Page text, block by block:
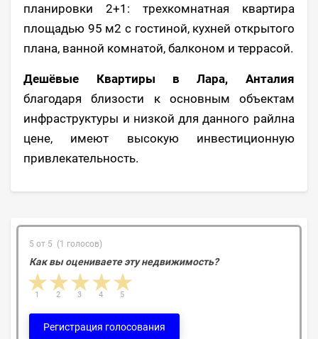
планировки 2+1: трехкомнатная квартира
площадью 95 м2 с гостиной, кухней открытого
плана, ванной комнатой, балконом и террасой.
Дешёвые Квартиры в Лара, Анталия
благодаря близости к основным объектам
инфраструктуры и низкой для данного райлна
цене, имеют высокую инвестиционную
привлекательность.
5 от 5 (1 голосов)
Как вы оцениваете эту недвижимость?
4 stars
3 stars
2 stars
1 star 5
4
3
2
1
Регистрация голосования